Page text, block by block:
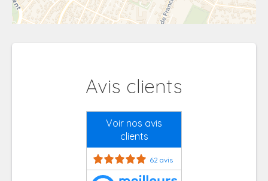
Avis clients
Voir nos avis
clients
62 avis